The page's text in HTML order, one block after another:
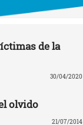
de la
30/04/2020
olvido
21/07/2014